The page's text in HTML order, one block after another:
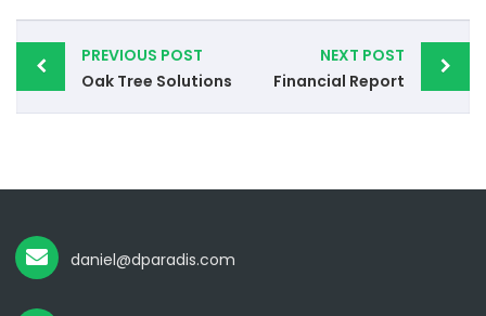
PREVIOUS POST
Oak Tree Solutions
NEXT POST
Financial Report
daniel@dparadis.com